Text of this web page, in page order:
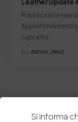
Pubblicata la
Approfondimenti
ogni altra…
by Admin_dev2
Si informa